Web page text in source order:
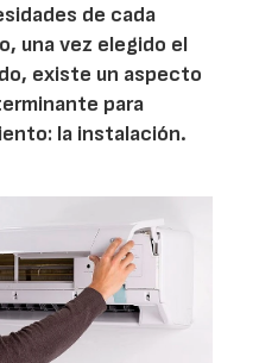
de cada
una vez elegido el
existe un aspecto
para
la instalación.